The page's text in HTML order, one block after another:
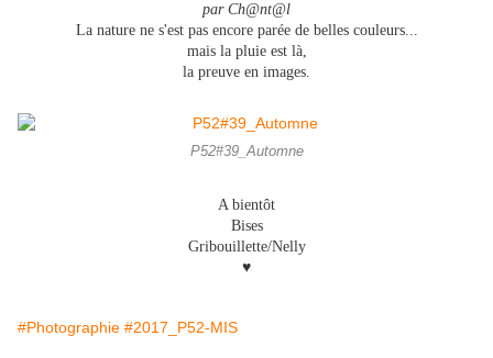
par Ch@nt@l
La nature ne s'est pas encore parée de belles couleurs...
mais la pluie est là,
la preuve en images.
P52#39_Automne
A bientôt
Bises
Gribouillette/Nelly
♥
#Photographie #2017_P52-MIS